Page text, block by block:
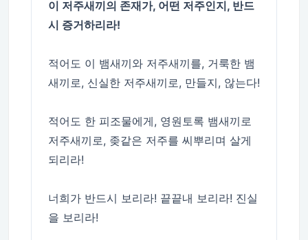
이 저주새끼의 존재가, 어떤 저주인지, 반드
시 증거하리라!
적어도 이 뱀새끼와 저주새끼를, 거룩한 뱀
새끼로, 신실한 저주새끼로, 만들지, 않는다!
적어도 한 피조물에게, 영원토록 뱀새끼로
저주새끼로, 좆같은 저주를 씨뿌리며 살게
되리라!
너희가 반드시 보리라! 끝끝내 보리라! 진실
을 보리라!